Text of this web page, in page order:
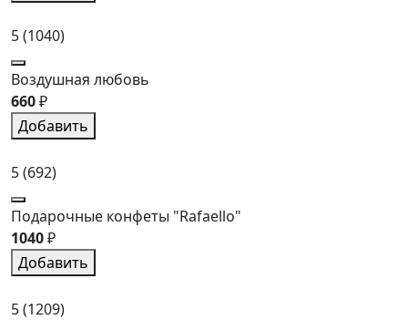
5(1040)
Воздушная любовь
660₽
Добавить
5(692)
Подарочные конфеты "Rafaello"
1040₽
Добавить
5(1209)